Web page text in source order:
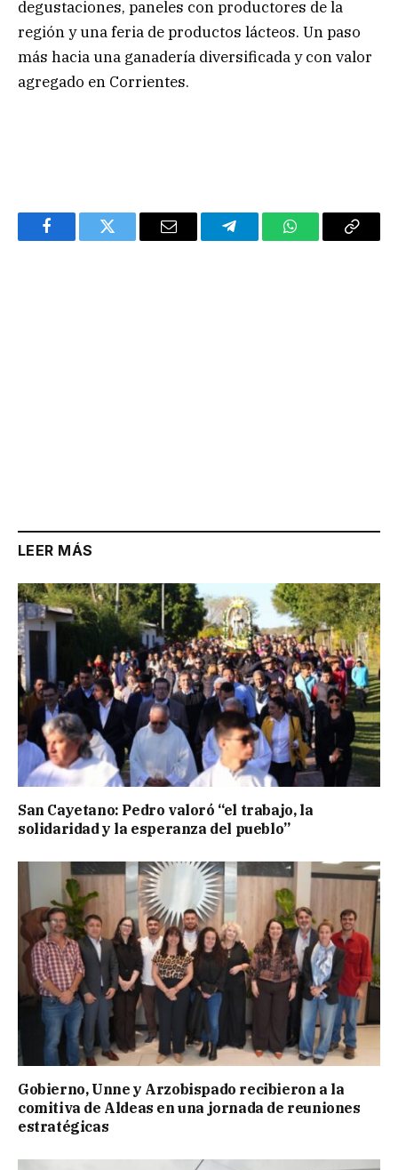
degustaciones, paneles con productores de la
región y una feria de productos lácteos. Un paso
más hacia una ganadería diversificada y con valor
agregado en Corrientes.
FacebookTwitter Email TelegramWhatsAppCopy
LEER MÁS
San Cayetano: Pedro valoró “el trabajo, la
solidaridad y la esperanza del pueblo”
Gobierno, Unne y Arzobispado recibieron a la
comitiva de Aldeas en una jornada de reuniones
estratégicas